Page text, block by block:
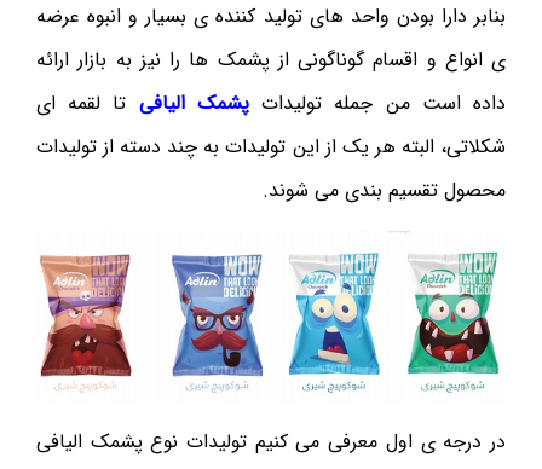
بنابر دارا بودن واحد های تولید کننده ی بسیار و انبوه عرضه
ی انواع و اقسام گوناگونی از پشمک ها را نیز به بازار ارائه
داده است من جمله تولیداتپشمک الیافی تا لقمه ای
شکلاتی، البته هر یک از این تولیدات به چند دسته از تولیدات
محصول تقسیم بندی می شوند.
در درجه ی اول معرفی می کنیم تولیدات نوع پشمک الیافی